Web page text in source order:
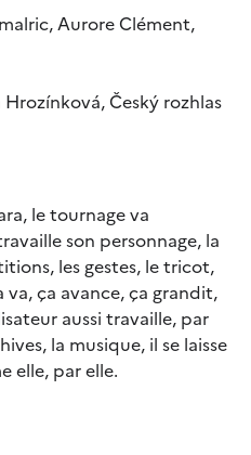
Aurore Clément,
Český rozhlas
le tournage va
son personnage, la
les gestes, le tricot,
va, ça avance, ça grandit,
aussi travaille, par
la musique, il se laisse
elle, par elle.